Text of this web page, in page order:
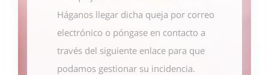
Háganos llegar dicha queja por correo
electrónico o póngase en contacto a
través del siguiente enlace para que
podamos gestionar su incidencia.